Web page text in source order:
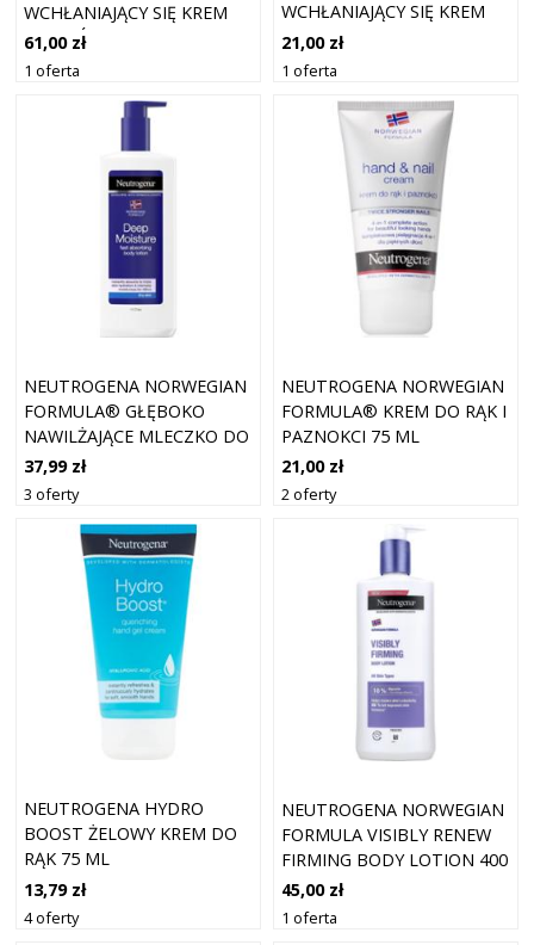
WCHŁANIAJĄCY SIĘ KREM
DO STÓP 100 ML
61,00 zł
1 oferta
WCHŁANIAJĄCY SIĘ KREM
DO RĄK 75 ML
21,00 zł
1 oferta
NEUTROGENA NORWEGIAN
FORMULA® GŁĘBOKO
NAWILŻAJĄCE MLECZKO DO
CIAŁA 400 ML
37,99 zł
3 oferty
NEUTROGENA NORWEGIAN
FORMULA® KREM DO RĄK I
PAZNOKCI 75 ML
21,00 zł
2 oferty
NEUTROGENA HYDRO
BOOST ŻELOWY KREM DO
RĄK 75 ML
13,79 zł
4 oferty
NEUTROGENA NORWEGIAN
FORMULA VISIBLY RENEW
FIRMING BODY LOTION 400
ML
45,00 zł
1 oferta